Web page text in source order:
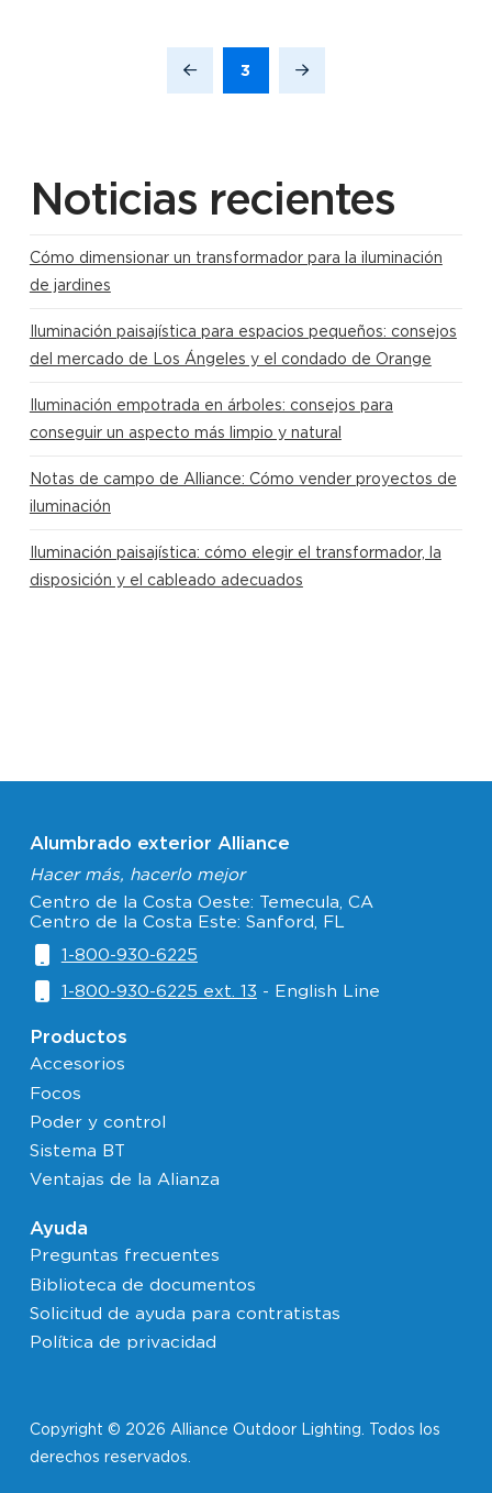
Anterior
3 Siguiente
Noticias recientes
Cómo dimensionar un transformador para la iluminación
de jardines
Iluminación paisajística para espacios pequeños: consejos
del mercado de Los Ángeles y el condado de Orange
Iluminación empotrada en árboles: consejos para
conseguir un aspecto más limpio y natural
Notas de campo de Alliance: Cómo vender proyectos de
iluminación
Iluminación paisajística: cómo elegir el transformador, la
disposición y el cableado adecuados
Alumbrado exterior Alliance
Hacer más, hacerlo mejor
Centro de la Costa Oeste: Temecula, CA
Centro de la Costa Este: Sanford, FL
1-800-930-6225
1-800-930-6225 ext. 13 - English Line
Productos
Accesorios
Focos
Poder y control
Sistema BT
Ventajas de la Alianza
Ayuda
Preguntas frecuentes
Biblioteca de documentos
Solicitud de ayuda para contratistas
Política de privacidad
Copyright © 2026 Alliance Outdoor Lighting. Todos los
derechos reservados.